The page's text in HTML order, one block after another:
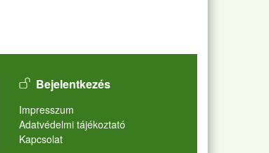
User account menu
Bejelentkezés
Lábléc
Impresszum
Adatvédelmi tájékoztató
Kapcsolat